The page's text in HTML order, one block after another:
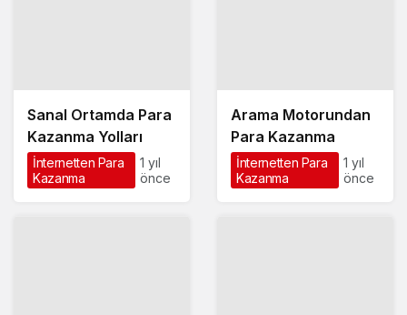
Sanal Ortamda Para
Kazanma Yolları
İnternetten Para
Kazanma
1 yıl
önce
Arama Motorundan
Para Kazanma
İnternetten Para
Kazanma
1 yıl
önce